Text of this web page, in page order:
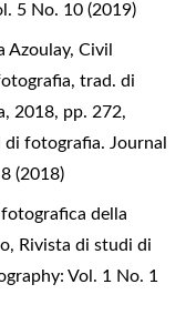
5 No. 10 (2019)
Azoulay, Civil
trad. di
2018, pp. 272,
di fotografia. Journal
(2018)
della
, Rivista di studi di
Vol. 1 No. 1